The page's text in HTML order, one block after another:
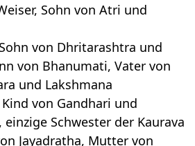
Sohn von Atri und
von Dhritarashtra und
von Bhanumati, Vater von
und Lakshmana
Kind von Gandhari und
Schwester der Kaurava
Jayadratha, Mutter von